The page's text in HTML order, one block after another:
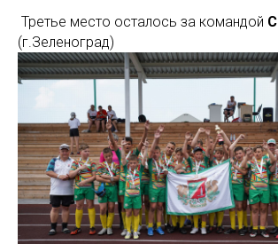
Третье место осталось за командой
(г.Зеленоград)